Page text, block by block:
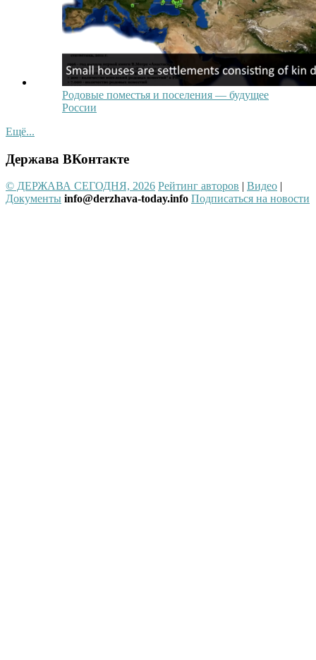
Родовые поместья и поселения — будущее
России
Ещё...
Держава ВКонтакте
© ДЕРЖАВА СЕГОДНЯ, 2026 Рейтинг авторов | Видео |
Документы info@derzhava-today.info Подписаться на новости